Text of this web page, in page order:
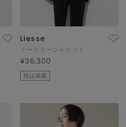
Liesse
ノーカラージャケット
¥36,300
雑誌掲載